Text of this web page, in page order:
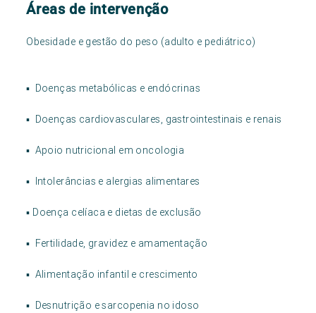
Áreas de intervenção
Obesidade e gestão do peso (adulto e pediátrico)
▪ Doenças metabólicas e endócrinas
▪ Doenças cardiovasculares, gastrointestinais e renais
▪ Apoio nutricional em oncologia
▪ Intolerâncias e alergias alimentares
▪ Doença celíaca e dietas de exclusão
▪ Fertilidade, gravidez e amamentação
▪ Alimentação infantil e crescimento
▪ Desnutrição e sarcopenia no idoso